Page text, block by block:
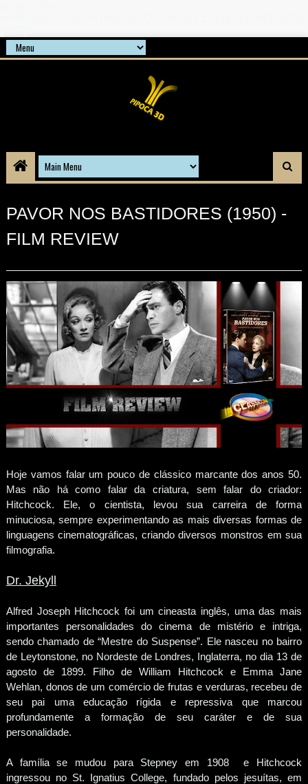
PAVOR NOS BASTIDORES (1950) -
FILM REVIEW
Hoje vamos falar um pouco de clássico marcante dos anos 50.
Mas não há como falar da criatura, sem falar do criador:
Hitchcock. Ele, o cientista, levou sua carreira de forma
minuciosa, sempre experimentando as mais diversas formas de
linguagens cinematográficas, criando diversos monstros em sua
filmografia.
Dr. Jekyll
Alfred Joseph Hitchcock foi um cineasta inglês, uma das mais
importantes personalidades do cinema de mistério e intriga,
sendo chamado de “Mestre do Suspense”. Ele nasceu no bairro
de Leytonstone, no Nordeste de Londres, Inglaterra, no dia 13 de
agosto de 1899. Filho de William Hitchcock e Emma Jane
Wehlan, donos de um comércio de frutas e verduras, recebeu de
seu pai uma educação rígida e repressiva que marcou
profundamente a formação de seu caráter e de sua
personalidade.
A família se mudou para Stepney em 1908 e Hitchcock
ingressou no St. Ignatius College, fundado pelos jesuítas, em